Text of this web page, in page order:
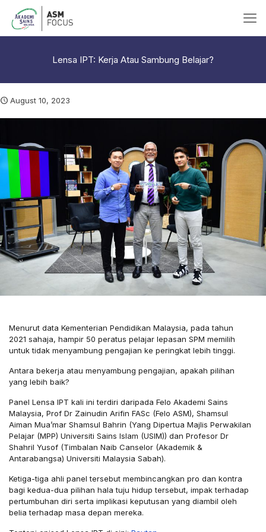
Lensa IPT: Kerja Atau Sambung Belajar?
August 10, 2023
Menurut data Kementerian Pendidikan Malaysia, pada tahun
2021 sahaja, hampir 50 peratus pelajar lepasan SPM memilih
untuk tidak menyambung pengajian ke peringkat lebih tinggi.
Antara bekerja atau menyambung pengajian, apakah pilihan
yang lebih baik?
Panel Lensa IPT kali ini terdiri daripada Felo Akademi Sains
Malaysia, Prof Dr Zainudin Arifin FASc (Felo ASM), Shamsul
Aiman Mua’mar Shamsul Bahrin (Yang Dipertua Majlis Perwakilan
Pelajar (MPP) Universiti Sains Islam (USIM)) dan Profesor Dr
Shahril Yusof (Timbalan Naib Canselor (Akademik &
Antarabangsa) Universiti Malaysia Sabah).
Ketiga-tiga ahli panel tersebut membincangkan pro dan kontra
bagi kedua-dua pilihan hala tuju hidup tersebut, impak terhadap
pertumbuhan diri serta implikasi keputusan yang diambil oleh
belia terhadap masa depan mereka.